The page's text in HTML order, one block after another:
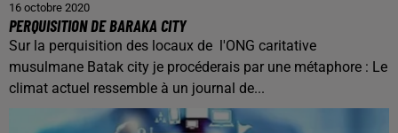
16 octobre 2020
PERQUISITION DE BARAKA CITY
Sur la perquisition des locaux de l'ONG caritative
musulmane Batak city je procéderais par une métaphore : Le
climat actuel ressemble à un journal de...